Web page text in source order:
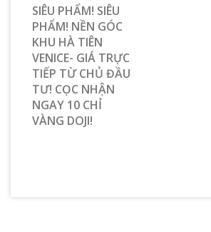
SIÊU PHẨM! SIÊU
PHẨM! NỀN GÓC
KHU HÀ TIÊN
VENICE- GIÁ TRỰC
TIẾP TỪ CHỦ ĐẦU
TƯ! CỌC NHẬN
NGAY 10 CHỈ
VÀNG DOJI!